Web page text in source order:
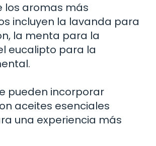
los aromas más
incluyen la lavanda para
la menta para la
eucalipto para la
pueden incorporar
aceites esenciales
una experiencia más